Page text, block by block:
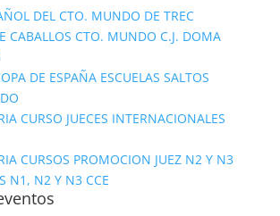
DEL CTO. MUNDO DE TREC
CABALLOS CTO. MUNDO C.J. DOMA
DE ESPAÑA ESCUELAS SALTOS
CURSO JUECES INTERNACIONALES
CURSOS PROMOCION JUEZ N2 Y N3
N1, N2 Y N3 CCE